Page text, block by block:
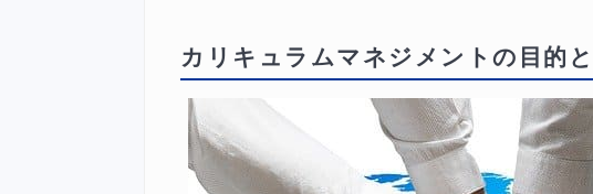
カリキュラムマネジメントの目的